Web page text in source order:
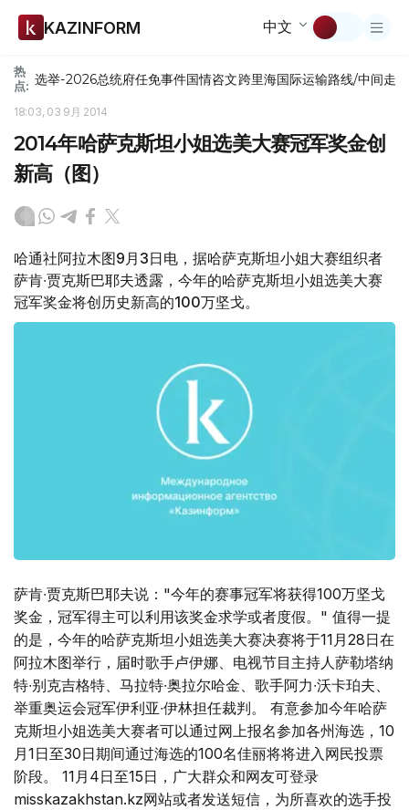
KAZINFORM 中文
热
点: 选举-2026总统府任免事件国情咨文跨里海国际运输路线/中间走廊
18:03, 03 9月 2014
2014年哈萨克斯坦小姐选美大赛冠军奖金创
新高（图）
哈通社阿拉木图9月3日电，据哈萨克斯坦小姐大赛组织者
萨肯∙贾克斯巴耶夫透露，今年的哈萨克斯坦小姐选美大赛
冠军奖金将创历史新高的100万坚戈。
萨肯∙贾克斯巴耶夫说："今年的赛事冠军将获得100万坚戈
奖金，冠军得主可以利用该奖金求学或者度假。" 值得一提
的是，今年的哈萨克斯坦小姐选美大赛决赛将于11月28日在
阿拉木图举行，届时歌手卢伊娜、电视节目主持人萨勒塔纳
特∙别克吉格特、马拉特∙奥拉尔哈金、歌手阿力∙沃卡珀夫、
举重奥运会冠军伊利亚∙伊林担任裁判。 有意参加今年哈萨
克斯坦小姐选美大赛者可以通过网上报名参加各州海选，10
月1日至30日期间通过海选的100名佳丽将将进入网民投票
阶段。 11月4日至15日，广大群众和网友可登录
misskazakhstan.kz网站或者发送短信，为所喜欢的选手投